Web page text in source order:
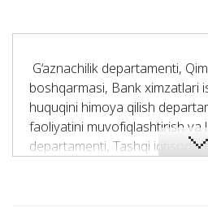
G‘aznachilik departamenti,
boshqarmasi, Bank ximzatlari
huquqini himoya qilish
faoliyatini muvofiqlashtirish va
departamenti, Tashqi iqtisodiy